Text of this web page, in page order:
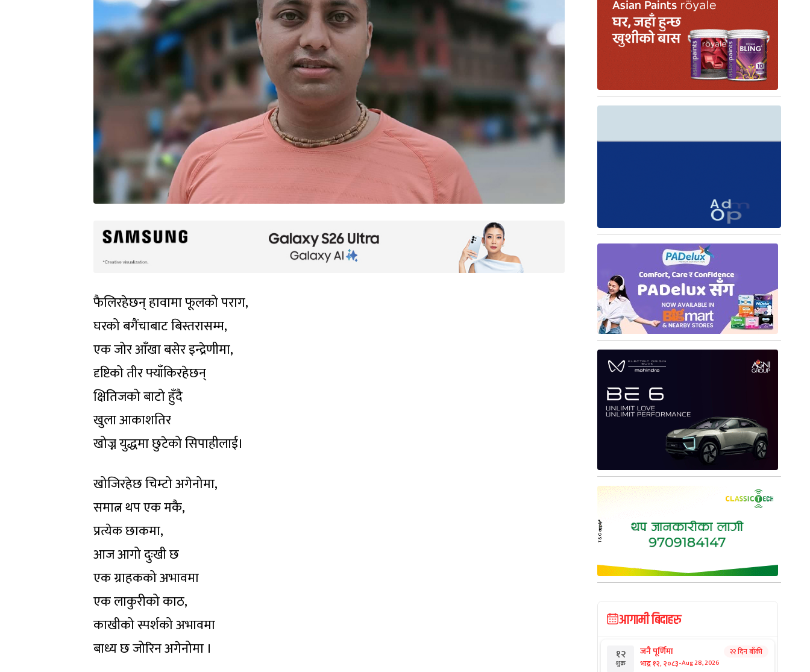
फैलिरहेछन् हावामा फूलको पराग,
घरको बगैंचाबाट बिस्तरासम्म,
एक जोर आँखा बसेर इन्द्रेणीमा,
दृष्टिको तीर फ्याँकिरहेछन्
क्षितिजको बाटो हुँदै
खुला आकाशतिर
खोज्न युद्धमा छुटेको सिपाहीलाई।
खोजिरहेछ चिम्टो अगेनोमा,
समात्न थप एक मकै,
प्रत्येक छाकमा,
आज आगो दुःखी छ
एक ग्राहकको अभावमा
एक लाकुरीको काठ,
काखीको स्पर्शको अभावमा
बाध्य छ जोरिन अगेनोमा ।
आगामी बिदाहरु
१२
शुक्र
जनै पूर्णिमा
भाद्र १२, २०८३-Aug 28, 2026
२२ दिन बाँकी